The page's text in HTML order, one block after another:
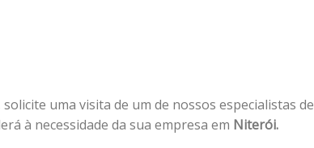
uma visita de um de nossos especialistas de
à necessidade da sua empresa em Niterói.